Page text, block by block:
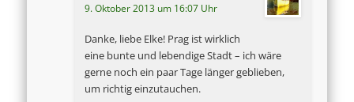
9. Oktober 2013 um 16:07 Uhr
Danke, liebe Elke! Prag ist wirklich
eine bunte und lebendige Stadt – ich wäre
gerne noch ein paar Tage länger geblieben,
um richtig einzutauchen.